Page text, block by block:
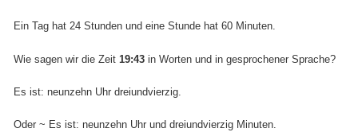
Ein Tag hat 24 Stunden und eine Stunde hat 60 Minuten.
Wie sagen wir die Zeit 19:43 in Worten und in gesprochener Sprache?
Es ist: neunzehn Uhr dreiundvierzig.
Oder ~ Es ist: neunzehn Uhr und dreiundvierzig Minuten.